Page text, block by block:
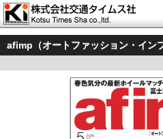
afimp（オートファッション・イン